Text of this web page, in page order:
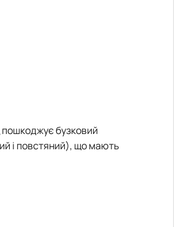
пошкоджує бузковий
і повстяний), що мають